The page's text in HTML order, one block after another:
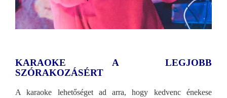
KARAOKE A LEGJOBB
SZÓRAKOZÁSÉRT
A karaoke lehetőséget ad arra, hogy kedvenc énekese